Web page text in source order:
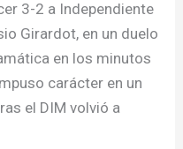
3-2 a Independiente
Girardot, en un duelo
en los minutos
carácter en un
el DIM volvió a